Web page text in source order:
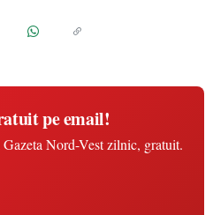
pe email!
Nord-Vest zilnic, gratuit.